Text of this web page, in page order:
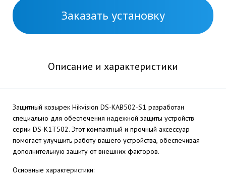
Заказать установку
Описание и характеристики
Защитный козырек Hikvision DS-KAB502-S1 разработан
специально для обеспечения надежной защиты устройств
серии DS-K1T502. Этот компактный и прочный аксессуар
помогает улучшить работу вашего устройства, обеспечивая
дополнительную защиту от внешних факторов.
Основные характеристики: